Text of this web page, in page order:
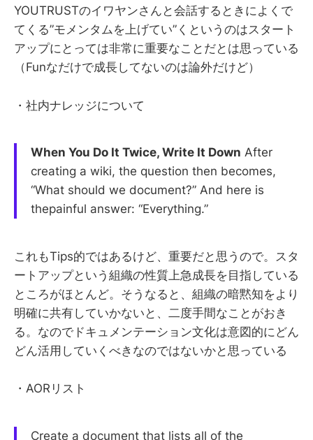
YOUTRUSTのイワヤンさんと会話するときによくで
てくる”モメンタムを上げてい”くというのはスタート
アップにとっては非常に重要なことだとは思っている
（Funなだけで成長してないのは論外だけど）
・社内ナレッジについて
When You Do It Twice, Write It Down After
creating a wiki, the question then becomes,
“What should we document?” And here is
thepainful answer: “Everything.”
これもTips的ではあるけど、重要だと思うので。スタ
ートアップという組織の性質上急成長を目指している
ところがほとんど。そうなると、組織の暗黙知をより
明確に共有していかないと、二度手間なことがおき
る。なのでドキュメンテーション文化は意図的にどん
どん活用していくべきなのではないかと思っている
・AORリスト
Create a document that lists all of the